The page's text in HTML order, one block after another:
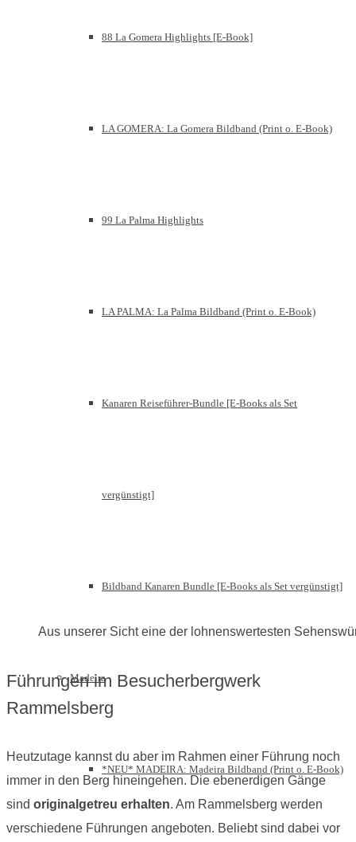
88 La Gomera Highlights [E-Book]
LA GOMERA: La Gomera Bildband (Print o. E-Book)
99 La Palma Highlights
LA PALMA: La Palma Bildband (Print o. E-Book)
Kanaren Reiseführer-Bundle [E-Books als Set
vergünstigt]
Bildband Kanaren Bundle [E-Books als Set vergünstigt]
Madeira
*NEU* MADEIRA: Madeira Bildband (Print o. E-Book)
Aus unserer Sicht eine der lohnenswertesten
Führungen im Besucherbergwerk
Rammelsberg
Heutzutage kannst du aber im Rahmen einer Führung noch
immer in den Berg hineingehen. Die ebenerdigen Gänge
sind originalgetreu erhalten. Am Rammelsberg werden
verschiedene Führungen angeboten. Beliebt sind dabei vor